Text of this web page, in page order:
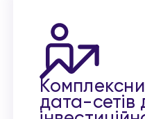
дата-сетів